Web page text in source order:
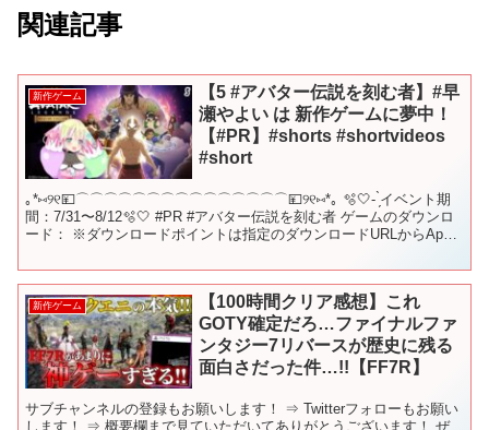
関連記事
新作ゲーム
【5 #アバター伝説を刻む者】#早
瀬やよい は 新作ゲームに夢中！
【#PR】#shorts #shortvideos
#short
｡*⑅୨୧💴⌒⌒⌒⌒⌒⌒⌒⌒⌒⌒⌒⌒⌒⌒⌒💴୨୧⑅*｡ 🫧🤍- ̗̀イベント期
間：7/31〜8/12🫧🤍 #PR #アバター伝説を刻む者 ゲームのダウンロ
ード： ※ダウンロードポイントは指定のダウンロードURLからApp
新作ゲーム
【100時間クリア感想】これ
GOTY確定だろ…ファイナルファ
ンタジー7リバースが歴史に残る
面白さだった件…!!【FF7R】
サブチャンネルの登録もお願いします！ ⇒ Twitterフォローもお願い
します！ ⇒ 概要欄まで見ていただいてありがとうございます！ ぜ